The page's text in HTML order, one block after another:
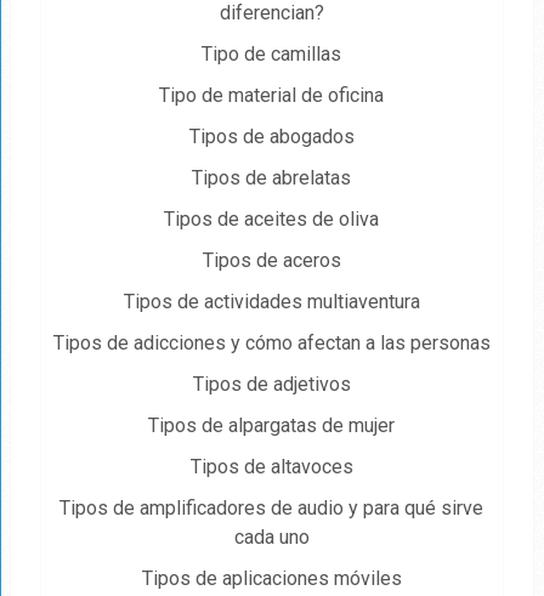
diferencian?
Tipo de camillas
Tipo de material de oficina
Tipos de abogados
Tipos de abrelatas
Tipos de aceites de oliva
Tipos de aceros
Tipos de actividades multiaventura
Tipos de adicciones y cómo afectan a las personas
Tipos de adjetivos
Tipos de alpargatas de mujer
Tipos de altavoces
Tipos de amplificadores de audio y para qué sirve
cada uno
Tipos de aplicaciones móviles